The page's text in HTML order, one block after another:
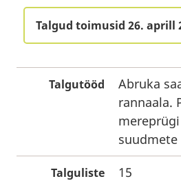
Talgud toimusid 26. aprill
Talgutööd
Abruka
rannaala.
Talguliste
15